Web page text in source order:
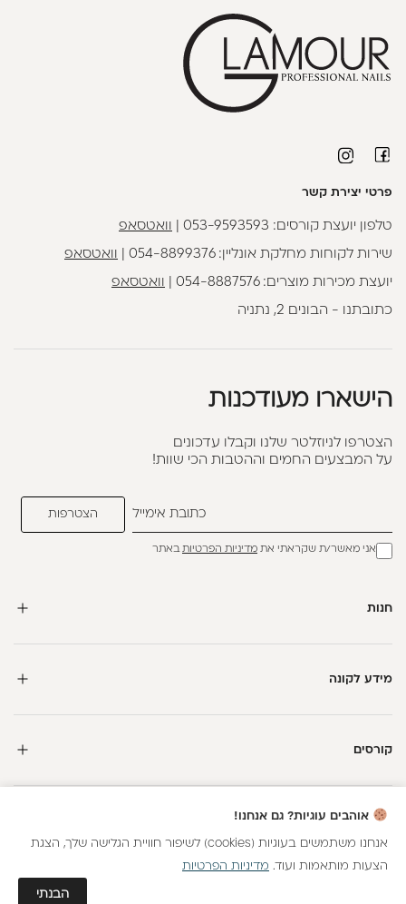
פרטי יצירת קשר
טלפון יועצת קורסים: 053-9593593 וואטסאפ
שירות לקוחות מחלקת אונליין:054-8899376 וואטסאפ
יועצת מכירות מוצרים:054-8887576 וואטסאפ
כתובתנו - הבונים 2, נתניה
הישארו מעודכנות
הצטרפו לניוזלטר שלנו וקבלו עדכונים
על המבצעים החמים וההטבות הכי שוות!
אני מאשר/ת שקראתי את מדיניות הפרטיותבאתר
חנות
מידע לקונה
קורסים
כל הזכויות שמורות
אוהבים עוגיות? גם אנחנו!
אנחנו משתמשים בעוגיות (cookies) לשיפור חוויית הגלישה שלך, הצגת
הצעות מותאמות ועוד. מדיניות הפרטיות
הבנתי